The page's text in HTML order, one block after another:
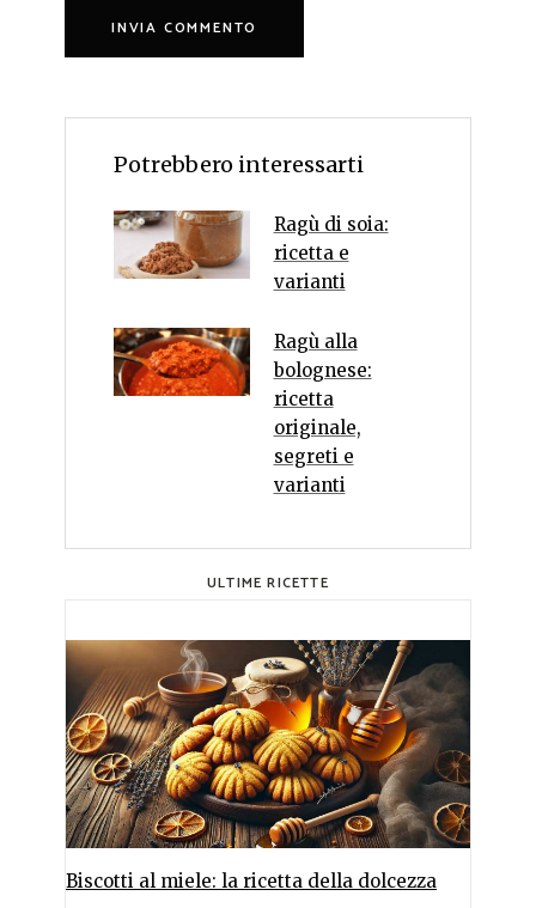
Potrebbero interessarti
Ragù di soia:
ricetta e
varianti
Ragù alla
bolognese:
ricetta
originale,
segreti e
varianti
ULTIME RICETTE
Biscotti al miele: la ricetta della dolcezza